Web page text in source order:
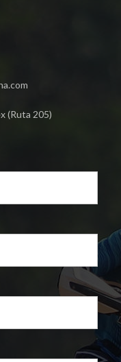
(Ruta 205)